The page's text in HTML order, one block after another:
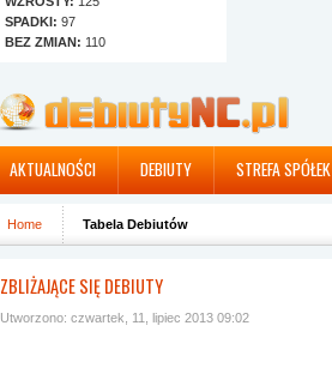
SPADKI: 97
BEZ ZMIAN: 110
AKTUALNOŚCI DEBIUTY STREFA SPÓŁEK
Home Tabela Debiutów
ZBLIŻAJĄCE SIĘ DEBIUTY
Utworzono: czwartek, 11, lipiec 2013 09:02